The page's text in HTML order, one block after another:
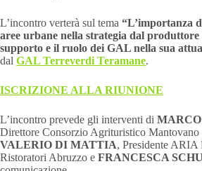
L’incontro verterà sul tema “L’importanza
aree urbane nella strategia dal produttore
supporto e il ruolo dei GAL nella sua
dal GAL Terreverdi Teramane.
ISCRIZIONE ALLA RIUNIONE
L’incontro prevede gli interventi di
Direttore Consorzio Agrituristico Mantovano
VALERIO DI MATTIA, Presidente ARIA
Ristoratori Abruzzo e FRANCESCA